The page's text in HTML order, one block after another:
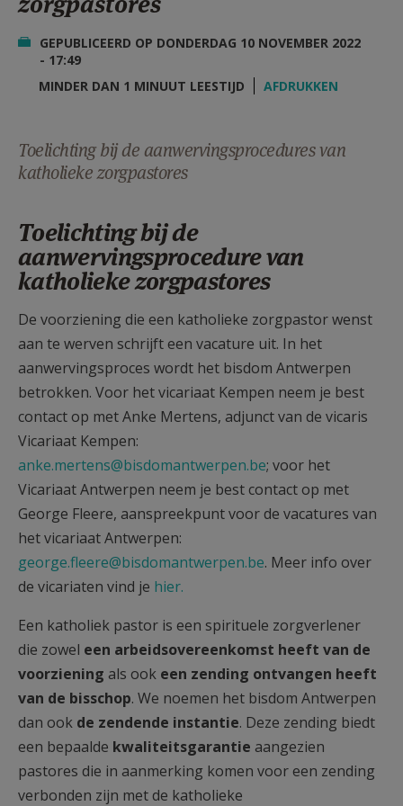
AANMELDEN OF REGISTREREN
GEPUBLICEERD OP DONDERDAG 10 NOVEMBER 2022
- 17:49
MINDER DAN 1 MINUUT LEESTIJD
AFDRUKKEN
Toelichting bij de aanwervingsprocedures van
katholieke zorgpastores
Toelichting bij de
aanwervingsprocedure van
katholieke zorgpastores
De voorziening die een katholieke zorgpastor wenst
aan te werven schrijft een vacature uit. In het
aanwervingsproces wordt het bisdom Antwerpen
betrokken. Voor het vicariaat Kempen neem je best
contact op met Anke Mertens, adjunct van de vicaris
Vicariaat Kempen:
anke.mertens@bisdomantwerpen.be; voor het
Vicariaat Antwerpen neem je best contact op met
George Fleere, aanspreekpunt voor de vacatures van
het vicariaat Antwerpen:
george.fleere@bisdomantwerpen.be. Meer info over
de vicariaten vind je hier.
Een katholiek pastor is een spirituele zorgverlener
die zowel een arbeidsovereenkomst heeft van de
voorziening als ook een zending ontvangen heeft
van de bisschop. We noemen het bisdom Antwerpen
dan ook de zendende instantie. Deze zending biedt
een bepaalde kwaliteitsgarantie aangezien
pastores die in aanmerking komen voor een zending
verbonden zijn met de katholieke